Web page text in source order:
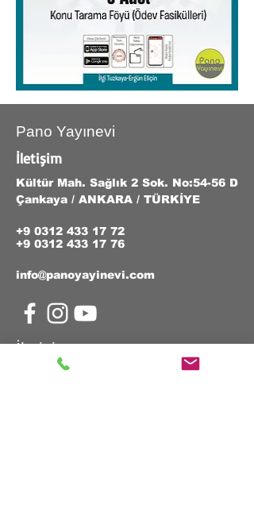
Pano Yayınevi
İletişim
Kültür Mah. Sağlık 2 Sok. No:54-56 D
Çankaya / ANKARA / TÜRKİYE
+9 0312 433 17 72
+9 0312 433 17 76
info@panoyayinevi.com
İletişim